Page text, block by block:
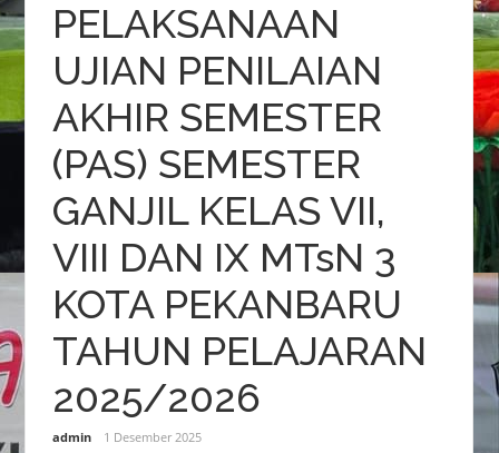
PELAKSANAAN
UJIAN PENILAIAN
AKHIR SEMESTER
(PAS) SEMESTER
GANJIL KELAS VII,
VIII DAN IX MTsN 3
KOTA PEKANBARU
TAHUN PELAJARAN
2025/2026
admin 1 Desember 2025